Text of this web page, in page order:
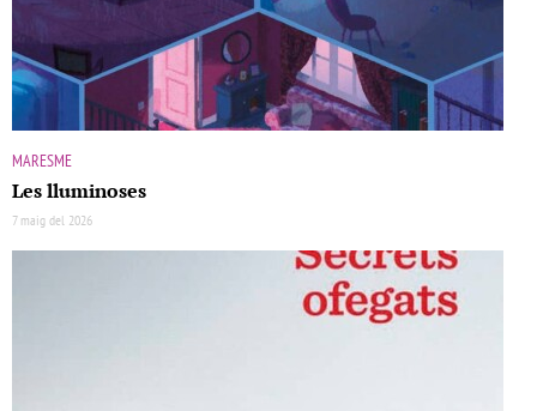
MARESME
Les lluminoses
7 maig del 2026